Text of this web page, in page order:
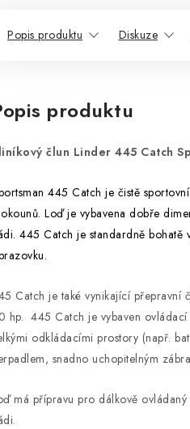
Popis produktu Diskuze
produktu
člun Linder 445 Catch
445 Catch je čistě
Loď je vybavena dobře
445 Catch je standardně
Catch je také vynikající
hp. 445 Catch je vybaven ovládací
odkládacími prostory (např.
snadno uchopitelným
má přípravu pro dálkově